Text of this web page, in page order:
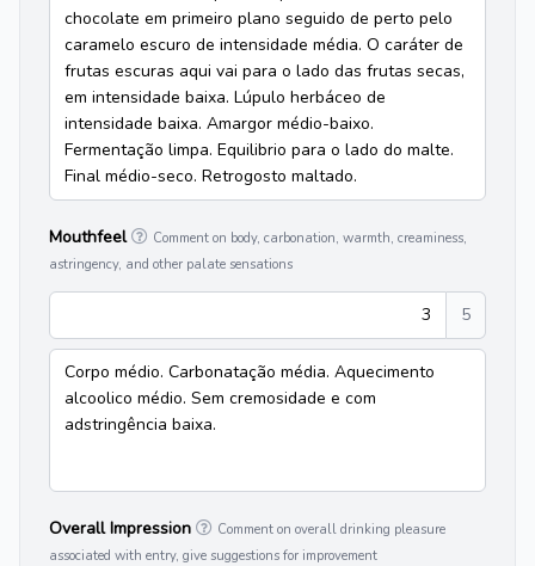
chocolate em primeiro plano seguido de perto pelo
caramelo escuro de intensidade média. O caráter de
frutas escuras aqui vai para o lado das frutas secas,
em intensidade baixa. Lúpulo herbáceo de
intensidade baixa. Amargor médio-baixo.
Fermentação limpa. Equilibrio para o lado do malte.
Final médio-seco. Retrogosto maltado.
Mouthfeel
Comment on body, carbonation, warmth, creaminess,
astringency, and other palate sensations
3 5
Corpo médio. Carbonatação média. Aquecimento
alcoolico médio. Sem cremosidade e com
adstringência baixa.
Overall Impression
Comment on overall drinking pleasure
associated with entry, give suggestions for improvement